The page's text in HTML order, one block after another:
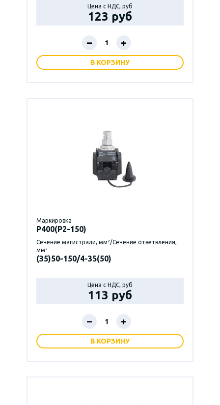
Цена с НДС, руб
123 руб
– +
В КОРЗИНУ
Маркировка
P400(Р2-150)
Сечение магистрали, мм²/Сечение ответвления,
мм²
(35)50-150/4-35(50)
Цена с НДС, руб
113 руб
– +
В КОРЗИНУ